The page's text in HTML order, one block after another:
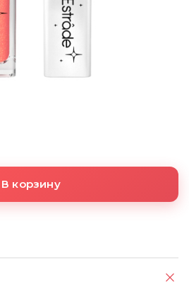
В корзину